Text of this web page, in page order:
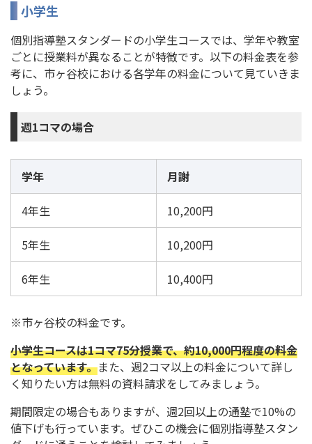
小学生
個別指導塾スタンダードの小学生コースでは、学年や教室
ごとに授業料が異なることが特徴です。以下の料金表を参
考に、市ヶ谷校における各学年の料金について見ていきま
しょう。
週1コマの場合
学年 月謝
4年生 10,200円
5年生 10,200円
6年生 10,400円
※市ヶ谷校の料金です。
小学生コースは1コマ75分授業で、約10,000円程度の料金
となっています。また、週2コマ以上の料金について詳し
く知りたい方は無料の資料請求をしてみましょう。
期間限定の場合もありますが、週2回以上の通塾で10%の
値下げも行っています。ぜひこの機会に個別指導塾スタン